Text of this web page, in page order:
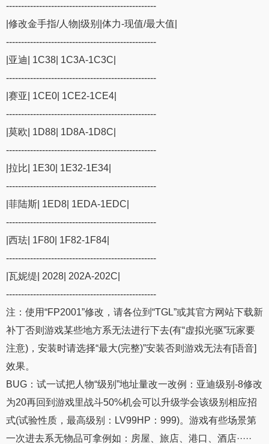
--------------------------------------------------
|修改金手指/人物|级别|体力-现值/最大值|
--------------------------------------------------
|亚迪| 1C38| 1C3A-1C3C|
--------------------------------------------------
|赛亚| 1CE0| 1CE2-1CE4|
--------------------------------------------------
|莫欧| 1D88| 1D8A-1D8C|
--------------------------------------------------
|拉比| 1E30| 1E32-1E34|
--------------------------------------------------
|菲陆斯| 1ED8| 1EDA-1EDC|
--------------------------------------------------
|西珐| 1F80| 1F82-1F84|
--------------------------------------------------
|瓦妮缇| 2028| 202A-202C|
--------------------------------------------------
注：使用“FP2001”修改，请各位到“TGL”或其官方网站下载新
补丁否则游戏某些地方系无法进行下去(有“虚拟光驱”玩家要
注意)，安装时请选择“最大(完整)”安装否则游戏无法有[语音]
效果。
BUG：试一试把人物“级别”地址量改一改例：亚迪级别-8修改
为20再回到游戏里战斗50%机会可以升级学会该级别相应招
式(试验性质，最高级别：LV99HP：999)。游戏有些场景第
一次进去系无物品可拿例如：房屋、旅店、港口、酒店·····